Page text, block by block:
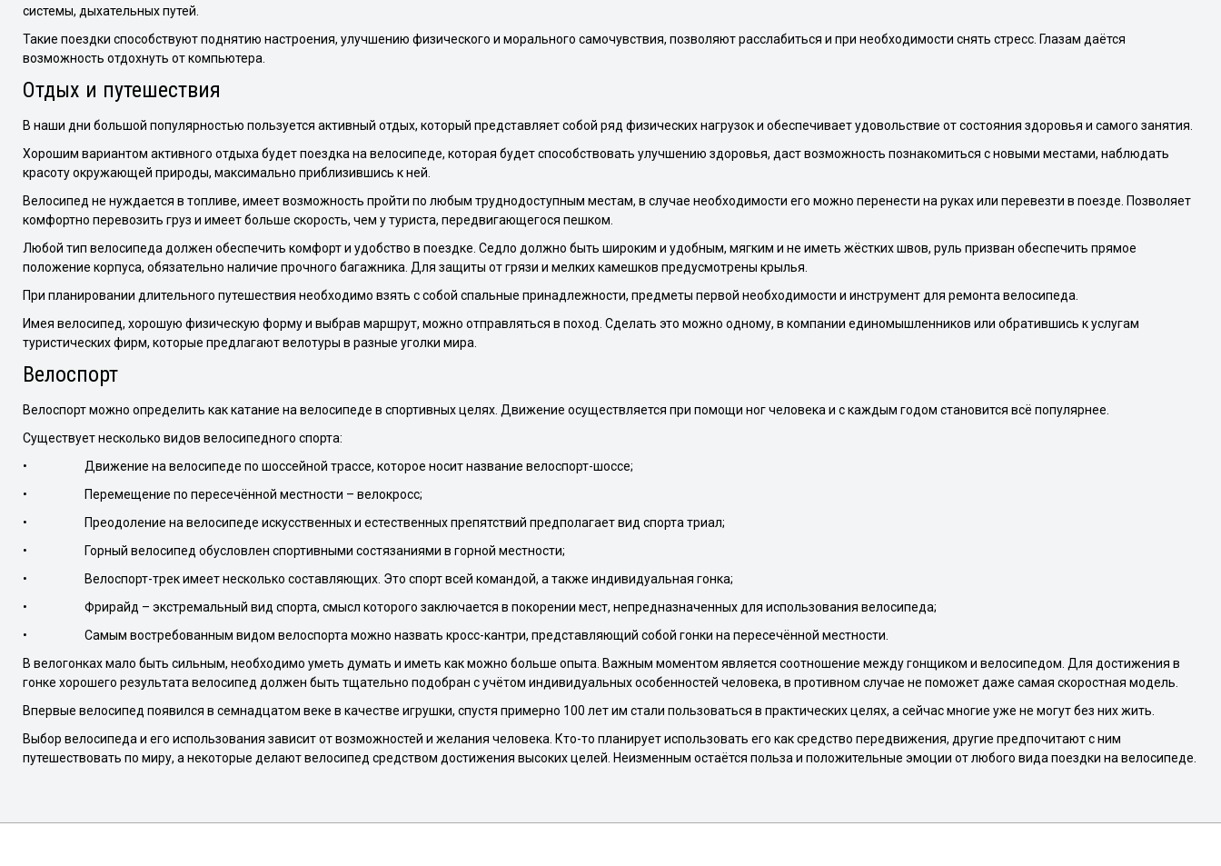
системы, дыхательных путей.
Такие поездки способствуют поднятию настроения, улучшению физического и морального самочувствия, позволяют расслабиться и при необходимости снять стресс. Глазам даётся
возможность отдохнуть от компьютера.
Отдых и путешествия
В наши дни большой популярностью пользуется активный отдых, который представляет собой ряд физических нагрузок и обеспечивает удовольствие от состояния здоровья и самого занятия.
Хорошим вариантом активного отдыха будет поездка на велосипеде, которая будет способствовать улучшению здоровья, даст возможность познакомиться с новыми местами, наблюдать
красоту окружающей природы, максимально приблизившись к ней.
Велосипед не нуждается в топливе, имеет возможность пройти по любым труднодоступным местам, в случае необходимости его можно перенести на руках или перевезти в поезде. Позволяет
комфортно перевозить груз и имеет больше скорость, чем у туриста, передвигающегося пешком.
Любой тип велосипеда должен обеспечить комфорт и удобство в поездке. Седло должно быть широким и удобным, мягким и не иметь жёстких швов, руль призван обеспечить прямое
положение корпуса, обязательно наличие прочного багажника. Для защиты от грязи и мелких камешков предусмотрены крылья.
При планировании длительного путешествия необходимо взять с собой спальные принадлежности, предметы первой необходимости и инструмент для ремонта велосипеда.
Имея велосипед, хорошую физическую форму и выбрав маршрут, можно отправляться в поход. Сделать это можно одному, в компании единомышленников или обратившись к услугам
туристических фирм, которые предлагают велотуры в разные уголки мира.
Велоспорт
Велоспорт можно определить как катание на велосипеде в спортивных целях. Движение осуществляется при помощи ног человека и с каждым годом становится всё популярнее.
Существует несколько видов велосипедного спорта:
• Движение на велосипеде по шоссейной трассе, которое носит название велоспорт-шоссе;
• Перемещение по пересечённой местности – велокросс;
• Преодоление на велосипеде искусственных и естественных препятствий предполагает вид спорта триал;
• Горный велосипед обусловлен спортивными состязаниями в горной местности;
• Велоспорт-трек имеет несколько составляющих. Это спорт всей командой, а также индивидуальная гонка;
• Фрирайд – экстремальный вид спорта, смысл которого заключается в покорении мест, непредназначенных для использования велосипеда;
• Самым востребованным видом велоспорта можно назвать кросс-кантри, представляющий собой гонки на пересечённой местности.
В велогонках мало быть сильным, необходимо уметь думать и иметь как можно больше опыта. Важным моментом является соотношение между гонщиком и велосипедом. Для достижения в
гонке хорошего результата велосипед должен быть тщательно подобран с учётом индивидуальных особенностей человека, в противном случае не поможет даже самая скоростная модель.
Впервые велосипед появился в семнадцатом веке в качестве игрушки, спустя примерно 100 лет им стали пользоваться в практических целях, а сейчас многие уже не могут без них жить.
Выбор велосипеда и его использования зависит от возможностей и желания человека. Кто-то планирует использовать его как средство передвижения, другие предпочитают с ним
путешествовать по миру, а некоторые делают велосипед средством достижения высоких целей. Неизменным остаётся польза и положительные эмоции от любого вида поездки на велосипеде.